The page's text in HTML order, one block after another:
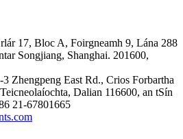
17, Bloc A, Foirgneamh 9, Lána 288
Songjiang, Shanghai. 201600,
Zhengpeng East Rd., Crios Forbartha
Dalian 116600, an tSín
21-67801665